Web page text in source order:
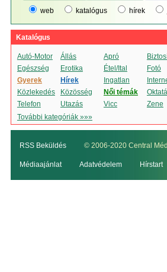
web katalógus hírek
Katalógus
Autó-Motor Állás Apró
Egészség
Erotika Étel/Ital Fotó
Gyerek
Hírek Ingatlan
Közlekedés
Közösség Női témák
Telefon
Utazás Vicc
Zene
További kategóriák »»»
RSS Beküldés © 2006-2020 Central
Médiaajánlat Adatvédelem Hírstart